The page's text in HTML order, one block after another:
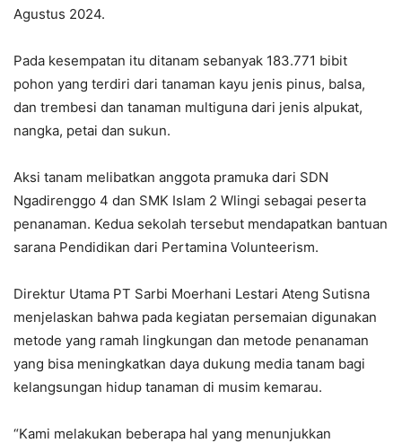
Agustus 2024.
Pada kesempatan itu ditanam sebanyak 183.771 bibit
pohon yang terdiri dari tanaman kayu jenis pinus, balsa,
dan trembesi dan tanaman multiguna dari jenis alpukat,
nangka, petai dan sukun.
Aksi tanam melibatkan anggota pramuka dari SDN
Ngadirenggo 4 dan SMK Islam 2 Wlingi sebagai peserta
penanaman. Kedua sekolah tersebut mendapatkan bantuan
sarana Pendidikan dari Pertamina Volunteerism.
Direktur Utama PT Sarbi Moerhani Lestari Ateng Sutisna
menjelaskan bahwa pada kegiatan persemaian digunakan
metode yang ramah lingkungan dan metode penanaman
yang bisa meningkatkan daya dukung media tanam bagi
kelangsungan hidup tanaman di musim kemarau.
“Kami melakukan beberapa hal yang menunjukkan